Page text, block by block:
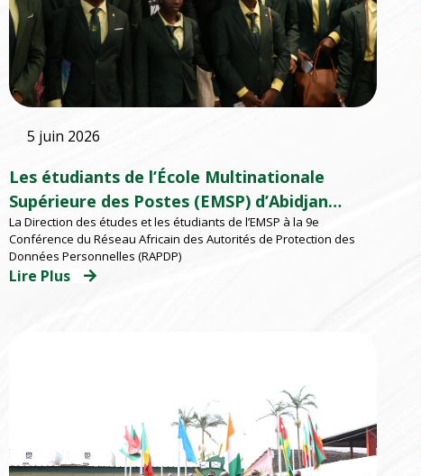
5 juin 2026
Les étudiants de l’École Multinationale
Supérieure des Postes (EMSP) d’Abidjan
participent à la 9e Conférence du au RAPDP
2026 organisé par l’ARTCI
La Direction des études et les étudiants de l’EMSP à la 9e
Conférence du Réseau Africain des Autorités de Protection des
Données Personnelles (RAPDP)
Lire Plus